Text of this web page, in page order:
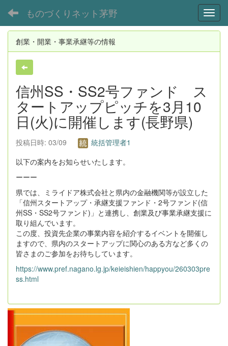
ものづくりネット茅野
創業・開業・事業承継等の情報
信州SS・SS2号ファンド ス
タートアップピッチを3月10
日(火)に開催します(長野県)
投稿日時: 03/09
統括管理者1
以下の案内をお知らせいたします。
ーーー
県では、ミライドア株式会社と県内の金融機関等が設立した
「信州スタートアップ・承継支援ファンド・2号ファンド(信
州SS・SS2号ファンド)」と連携し、創業及び事業承継支援に
取り組んでいます。
この度、投資先企業の事業内容を紹介するイベントを開催し
ますので、県内のスタートアップに関心のある方など多くの
皆さまのご参加をお待ちしています。
https://www.pref.nagano.lg.jp/keieishien/happyou/260303pre
ss.html